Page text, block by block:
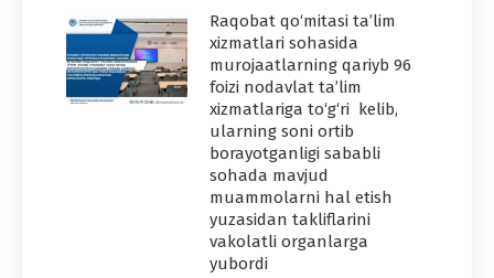
Raqobat qo‘mitasi ta’lim
xizmatlari sohasida
murojaatlarning qariyb 96
foizi nodavlat ta’lim
xizmatlariga to‘g‘ri kelib,
ularning soni ortib
borayotganligi sababli
sohada mavjud
muammolarni hal etish
yuzasidan takliflarini
vakolatli organlarga
yubordi